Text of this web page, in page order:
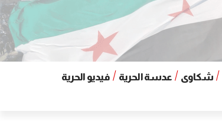
شكاوى عدسة الحرية
فيديو الحرية